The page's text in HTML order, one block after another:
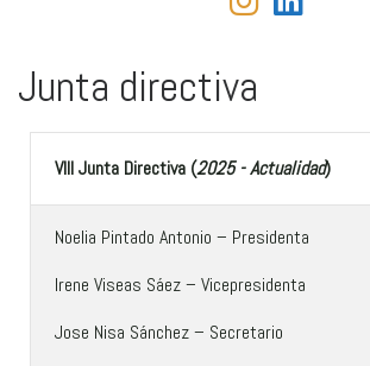
Junta directiva
VIII Junta Directiva (2025 - Actualidad)
Noelia Pintado Antonio – Presidenta
Irene Viseas Sáez – Vicepresidenta
Jose Nisa Sánchez – Secretario